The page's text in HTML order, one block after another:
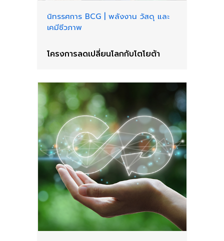
นิทรรศการ BCG
พลังงาน วัสดุ และ
เคมีชีวภาพ
โครงการลดเปลี่ยนโลกกับโตโยต้า